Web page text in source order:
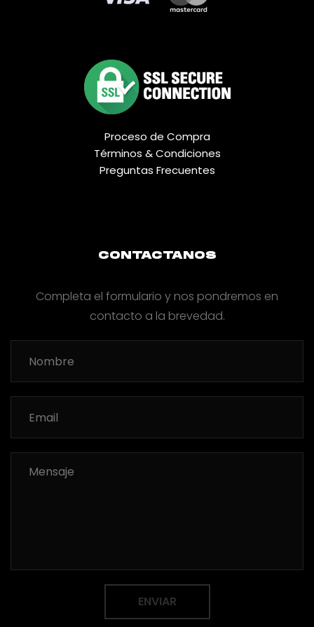
Proceso de Compra
Términos & Condiciones
Preguntas Frecuentes
CONTACTANOS
Completa el formulario y nos pondremos en
contacto a la brevedad.
ENVIAR